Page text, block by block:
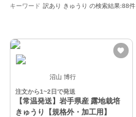
キーワード 訳あり きゅうり の検索結果:88件
沼山 博行
注文から1~2日で発送
【常温発送】岩手県産 露地栽培
きゅうり【規格外・加工用】